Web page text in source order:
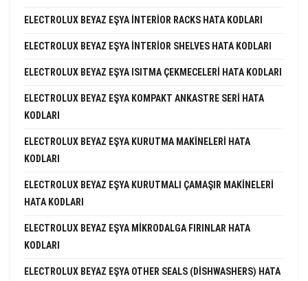
ELECTROLUX BEYAZ EŞYA INTERIOR RACKS HATA KODLARI
ELECTROLUX BEYAZ EŞYA INTERIOR SHELVES HATA KODLARI
ELECTROLUX BEYAZ EŞYA ISITMA ÇEKMECELERI HATA KODLARI
ELECTROLUX BEYAZ EŞYA KOMPAKT ANKASTRE SERI HATA
KODLARI
ELECTROLUX BEYAZ EŞYA KURUTMA MAKINELERI HATA
KODLARI
ELECTROLUX BEYAZ EŞYA KURUTMALI ÇAMAŞIR MAKINELERI
HATA KODLARI
ELECTROLUX BEYAZ EŞYA MIKRODALGA FIRINLAR HATA
KODLARI
ELECTROLUX BEYAZ EŞYA OTHER SEALS (DISHWASHERS) HATA